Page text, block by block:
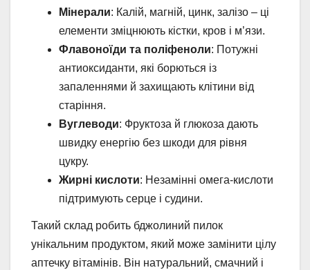
Мінерали: Калій, магній, цинк, залізо – ці
елементи зміцнюють кістки, кров і м’язи.
Флавоноїди та поліфеноли: Потужні
антиоксиданти, які борються із
запаленнями й захищають клітини від
старіння.
Вуглеводи: Фруктоза й глюкоза дають
швидку енергію без шкоди для рівня
цукру.
Жирні кислоти: Незамінні омега-кислоти
підтримують серце і судини.
Такий склад робить бджолиний пилок
унікальним продуктом, який може замінити цілу
аптечку вітамінів. Він натуральний, смачний і